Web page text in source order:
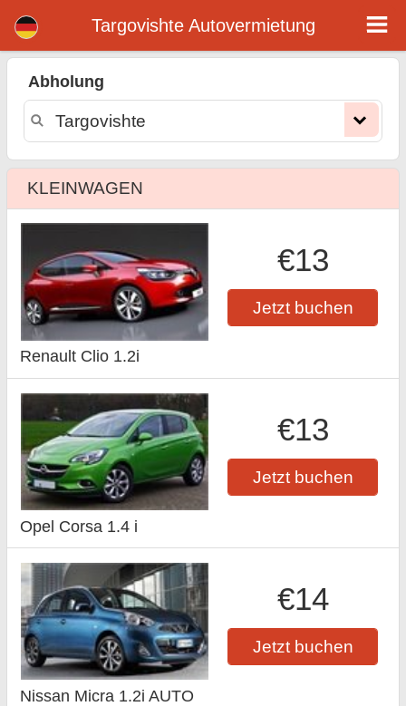
Targovishte Autovermietung
Abholung
KLEINWAGEN
€13
Jetzt buchen
Renault Clio 1.2i
€13
Jetzt buchen
Opel Corsa 1.4 i
€14
Jetzt buchen
Nissan Micra 1.2i AUTO